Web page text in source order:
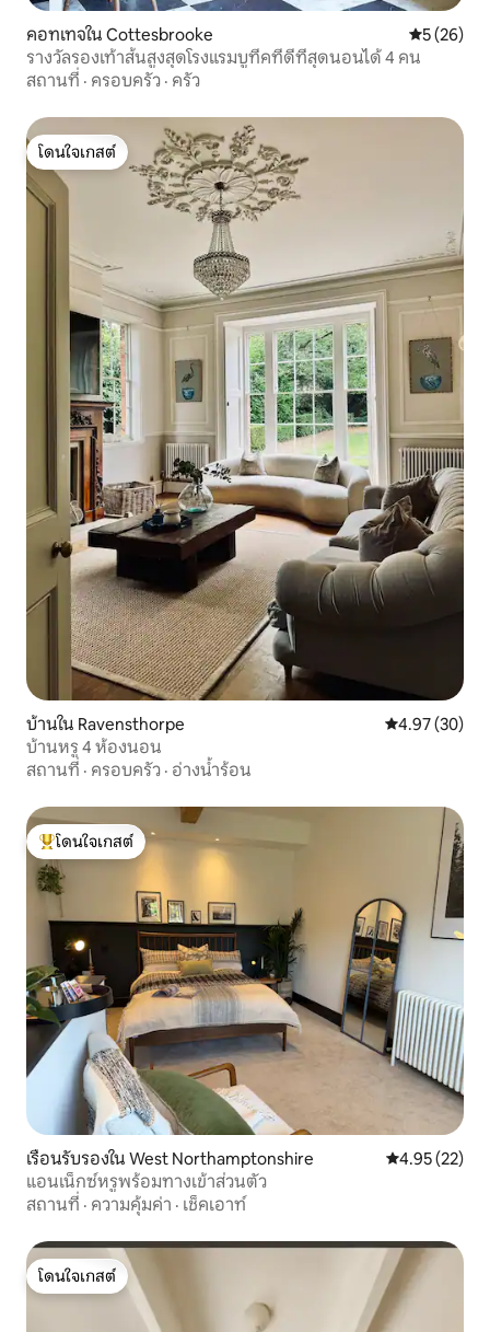
คอทเทจใน Cottesbrooke คะแนนเฉลี่
5 (26)
รางวัลรองเท้าส้นสูงสุดโรงแรมบูทีคที่ดีที่สุดนอนได้ 4 คน
สถานที่ · ครอบครัว · ครัว
โดนใจเกสต์
โดนใจเกสต์
บ้านใน Ravensthorpe คะแนนเฉลี่ย
4.97 (30)
บ้านหรู 4 ห้องนอน
สถานที่ · ครอบครัว · อ่างน้ำร้อน
โดนใจเกสต์ที่สุด
โดนใจเกสต์
เรือนรับรองใน West Northamptonshire คะแนนเฉลี่ย
4.95 (22)
แอนเน็กซ์หรูพร้อมทางเข้าส่วนตัว
สถานที่ · ความคุ้มค่า · เช็คเอาท์
โดนใจเกสต์
โดนใจเกสต์